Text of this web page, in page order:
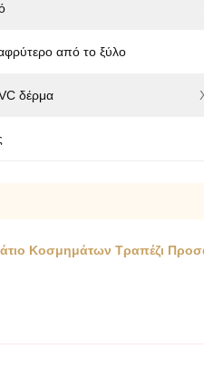
από το ξύλο
δέρμα
Κοσμημάτων Τραπέζι